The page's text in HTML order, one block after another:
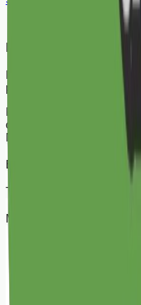
Fale Conosco
Preencha os campos
possível.
Para trocas, devoluções
o máximo de detalhes
Nome
E-mail
Telefone/Whatsapp
Mensagem